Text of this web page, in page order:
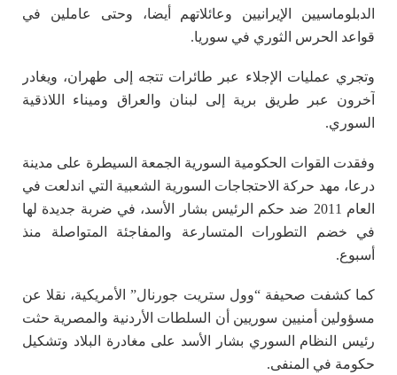
الدبلوماسيين الإيرانيين وعائلاتهم أيضا، وحتى عاملين في
قواعد الحرس الثوري في سوريا.
وتجري عمليات الإجلاء عبر طائرات تتجه إلى طهران، ويغادر
آخرون عبر طريق برية إلى لبنان والعراق وميناء اللاذقية
السوري.
وفقدت القوات الحكومية السورية الجمعة السيطرة على مدينة
درعا، مهد حركة الاحتجاجات السورية الشعبية التي اندلعت في
العام 2011 ضد حكم الرئيس بشار الأسد، في ضربة جديدة لها
في خضم التطورات المتسارعة والمفاجئة المتواصلة منذ
أسبوع.
كما كشفت صحيفة “وول ستريت جورنال” الأمريكية، نقلا عن
مسؤولين أمنيين سوريين أن السلطات الأردنية والمصرية حثت
رئيس النظام السوري بشار الأسد على مغادرة البلاد وتشكيل
حكومة في المنفى.